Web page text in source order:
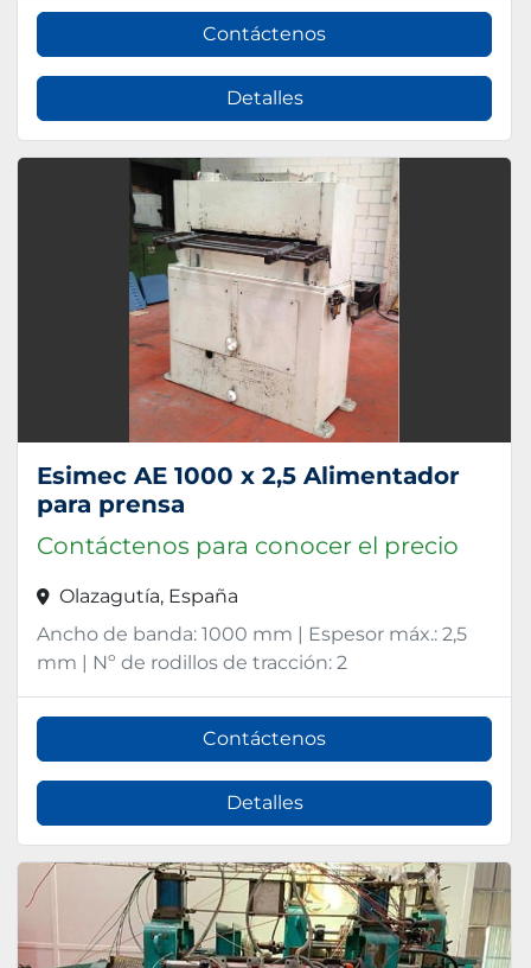
Contáctenos
Detalles
Esimec AE 1000 x 2,5 Alimentador
para prensa
Contáctenos para conocer el precio
Olazagutía, España
Ancho de banda: 1000 mm | Espesor máx.: 2,5
mm | Nº de rodillos de tracción: 2
Contáctenos
Detalles